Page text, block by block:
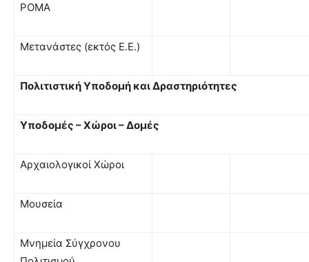
ΡΟΜΑ
Μετανάστες (εκτός Ε.Ε.)
Πολιτιστική Υποδομή και Δραστηριότητες
Υποδομές – Χώροι – Δομές
Αρχαιολογικοί Χώροι
Μουσεία
Μνημεία Σύγχρονου